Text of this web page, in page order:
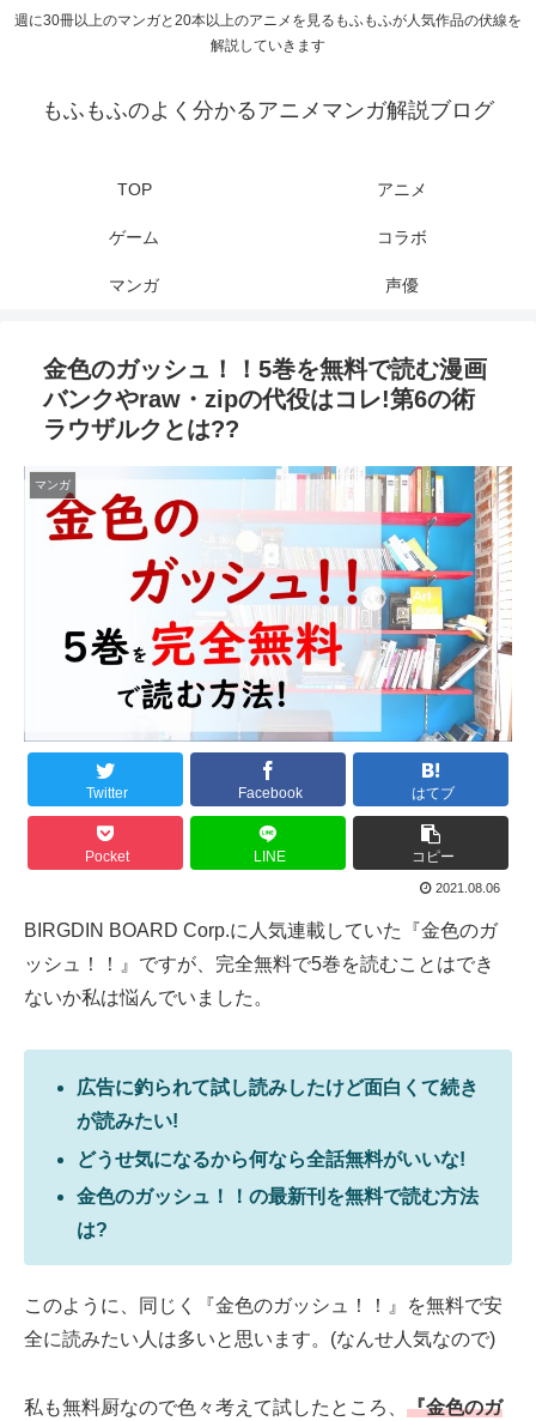
週に30冊以上のマンガと20本以上のアニメを見るもふもふが人気作品の伏線を
解説していきます
もふもふのよく分かるアニメマンガ解説ブログ
TOP アニメ
ゲーム コラボ
マンガ 声優
金色のガッシュ！！5巻を無料で読む漫画
バンクやraw・zipの代役はコレ!第6の術
ラウザルクとは??
マンガ
Twitter Facebook はてブ
Pocket LINE コピー
2021.08.06
BIRGDIN BOARD Corp.に人気連載していた『金色のガ
ッシュ！！』ですが、完全無料で5巻を読むことはでき
ないか私は悩んでいました。
広告に釣られて試し読みしたけど面白くて続き
が読みたい!
どうせ気になるから何なら全話無料がいいな!
金色のガッシュ！！の最新刊を無料で読む方法
は?
このように、同じく『金色のガッシュ！！』を無料で安
全に読みたい人は多いと思います。(なんせ人気なので)
私も無料厨なので色々考えて試したところ、 『金色のガ